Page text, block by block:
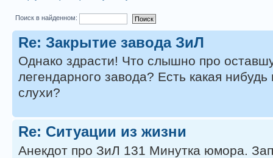
Поиск в найденном:
Re: Закрытие завода ЗиЛ
Однако здрасти! Что слышно про
легендарного завода? Есть какая
слухи?
Re: Ситуации из жизни
Анекдот про ЗиЛ 131 Минутка юмора.